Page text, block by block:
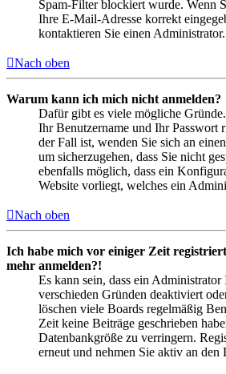
Spam-Filter blockiert wurde. Wenn
Ihre E-Mail-Adresse korrekt
kontaktieren Sie einen Administrator.
Nach oben
Warum kann ich mich nicht anmelden?
Dafür gibt es viele mögliche
Ihr Benutzername und Ihr Passwort
der Fall ist, wenden Sie sich an
um sicherzugehen, dass Sie nicht
ebenfalls möglich, dass ein
Website vorliegt, welches ein
Nach oben
Ich habe mich vor einiger Zeit
mehr anmelden?!
Es kann sein, dass ein
verschieden Gründen deaktiviert
löschen viele Boards regelmäßig
Zeit keine Beiträge geschrieben
Datenbankgröße zu verringern.
erneut und nehmen Sie aktiv an den